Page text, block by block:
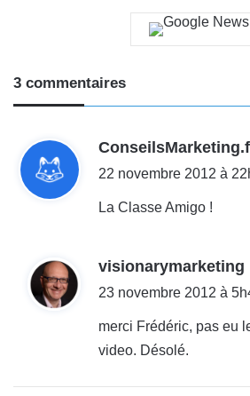
3 commentaires
22 novembre 2012 à
La Classe Amigo !
visionarymarketing
i
23 novembre 2012 à
merci Frédéric, pas eu
video. Désolé.